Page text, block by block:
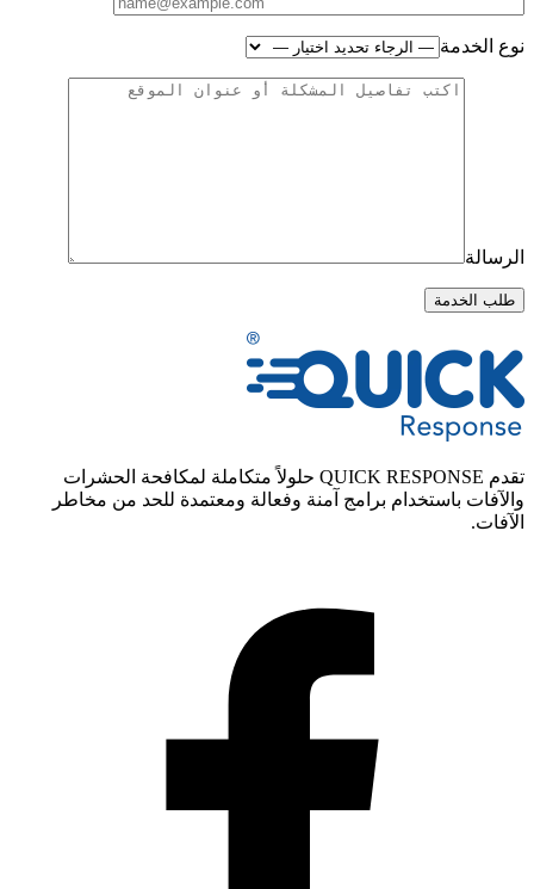
نوع الخدمة
الرسالة
تقدم QUICK RESPONSE حلولاً متكاملة لمكافحة الحشرات
والآفات باستخدام برامج آمنة وفعالة ومعتمدة للحد من مخاطر
الآفات.